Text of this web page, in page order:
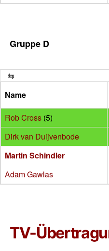
Gruppe D
Name
Rob Cross (5)
Dirk van Duijvenbode
Martin Schindler
Adam Gawlas
TV-